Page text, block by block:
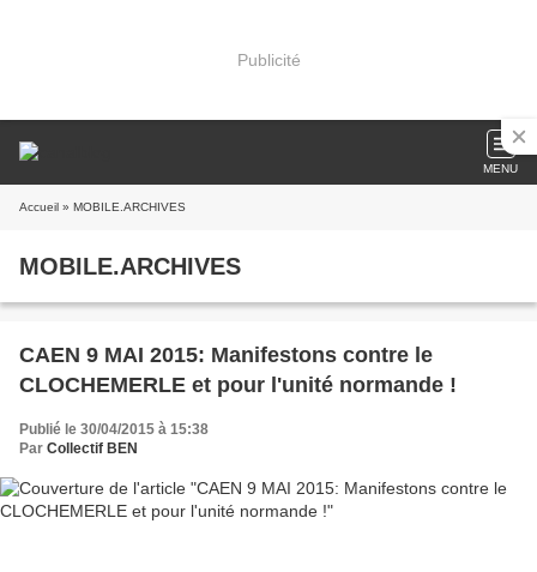
Publicité
MENU
Accueil » MOBILE.ARCHIVES
MOBILE.ARCHIVES
CAEN 9 MAI 2015: Manifestons contre le
CLOCHEMERLE et pour l'unité normande !
Publié le 30/04/2015 à 15:38
Par Collectif BEN